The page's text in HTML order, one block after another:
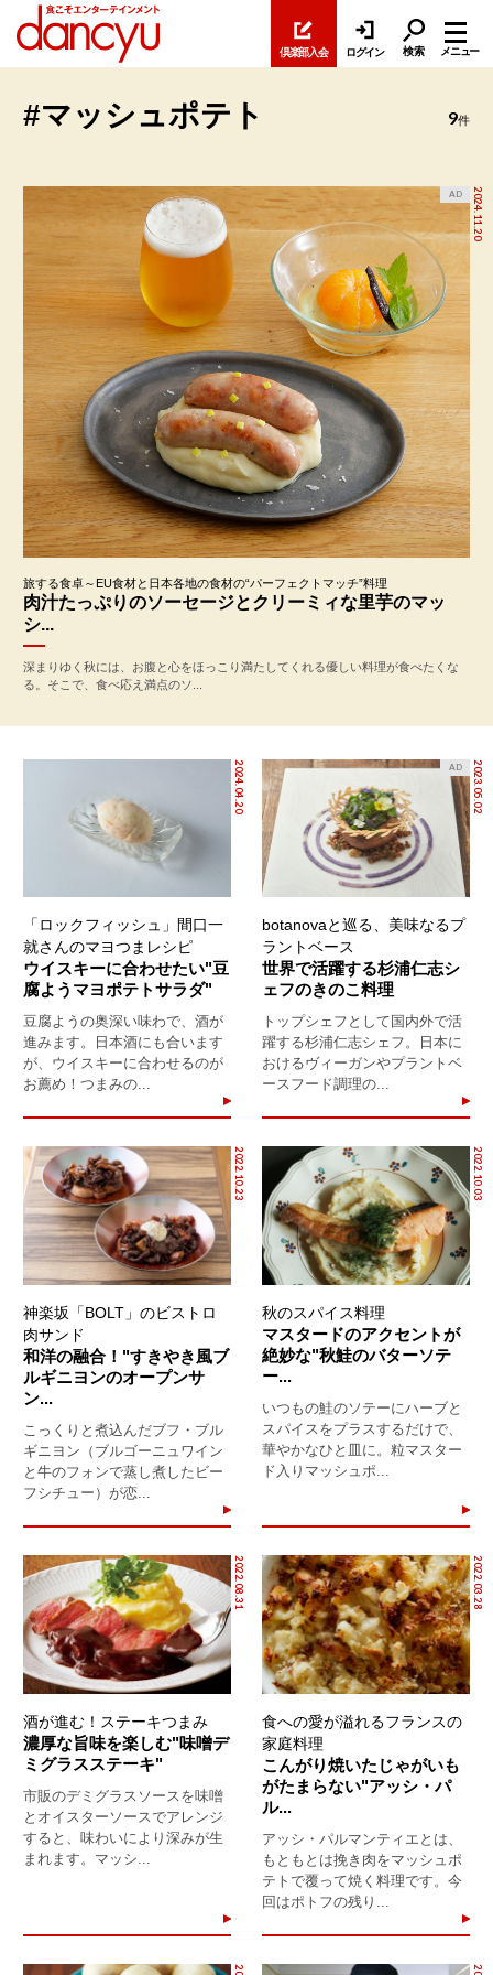
倶楽部入会 ログイン 検索 メニュー
#マッシュポテト 9件
2024.11.20
旅する食卓～EU食材と日本各地の食材の“パーフェクトマッチ”料理
肉汁たっぷりのソーセージとクリーミィな里芋のマッ
シ...
深まりゆく秋には、お腹と心をほっこり満たしてくれる優しい料理が食べたくな
る。そこで、食べ応え満点のソ...
AD
2024.04.20
「ロックフィッシュ」間口一
就さんのマヨつまレシピ
ウイスキーに合わせたい"豆
腐ようマヨポテトサラダ"
豆腐ようの奥深い味わで、酒が
進みます。日本酒にも合います
が、ウイスキーに合わせるのが
お薦め！つまみの...
2023.05.02
AD
botanovaと巡る、美味なるプ
ラントベース
世界で活躍する杉浦仁志シ
ェフのきのこ料理
トップシェフとして国内外で活
躍する杉浦仁志シェフ。日本に
おけるヴィーガンやプラントベ
ースフード調理の...
2022.10.23
神楽坂「BOLT」のビストロ
肉サンド
和洋の融合！"すきやき風ブ
ルギニヨンのオープンサ
ン...
こっくりと煮込んだブフ・ブル
ギニヨン（ブルゴーニュワイン
と牛のフォンで蒸し煮したビー
フシチュー）が恋...
2022.10.03
秋のスパイス料理
マスタードのアクセントが
絶妙な"秋鮭のバターソテ
ー...
いつもの鮭のソテーにハーブと
スパイスをプラスするだけで、
華やかなひと皿に。粒マスター
ド入りマッシュポ...
2022.08.31
酒が進む！ステーキつまみ
濃厚な旨味を楽しむ"味噌デ
ミグラスステーキ"
市販のデミグラスソースを味噌
とオイスターソースでアレンジ
すると、味わいにより深みが生
まれます。マッシ...
2022.03.28
食への愛が溢れるフランスの
家庭料理
こんがり焼いたじゃがいも
がたまらない"アッシ・パ
ル...
アッシ・パルマンティエとは、
もともとは挽き肉をマッシュポ
テトで覆って焼く料理です。今
回はポトフの残り...